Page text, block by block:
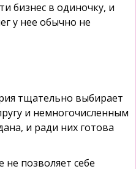
бизнес в одиночку, и
у нее обычно не
тщательно выбирает
и немногочисленным
и ради них готова
позволяет себе